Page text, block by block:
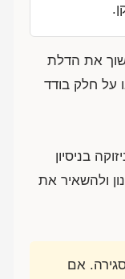
את הדלת
על חלק בודד
בניסיון
ולהשאיר את
אם